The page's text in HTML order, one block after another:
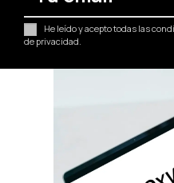
He leído y acepto todas las
de privacidad.